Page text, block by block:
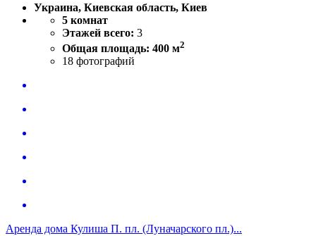
Украина, Киевская область, Киев
5 комнат
Этажей всего: 3
Общая площадь: 400 м2
18 фотографий
Аренда дома Кулиша П. пл. (Луначарского пл.)...